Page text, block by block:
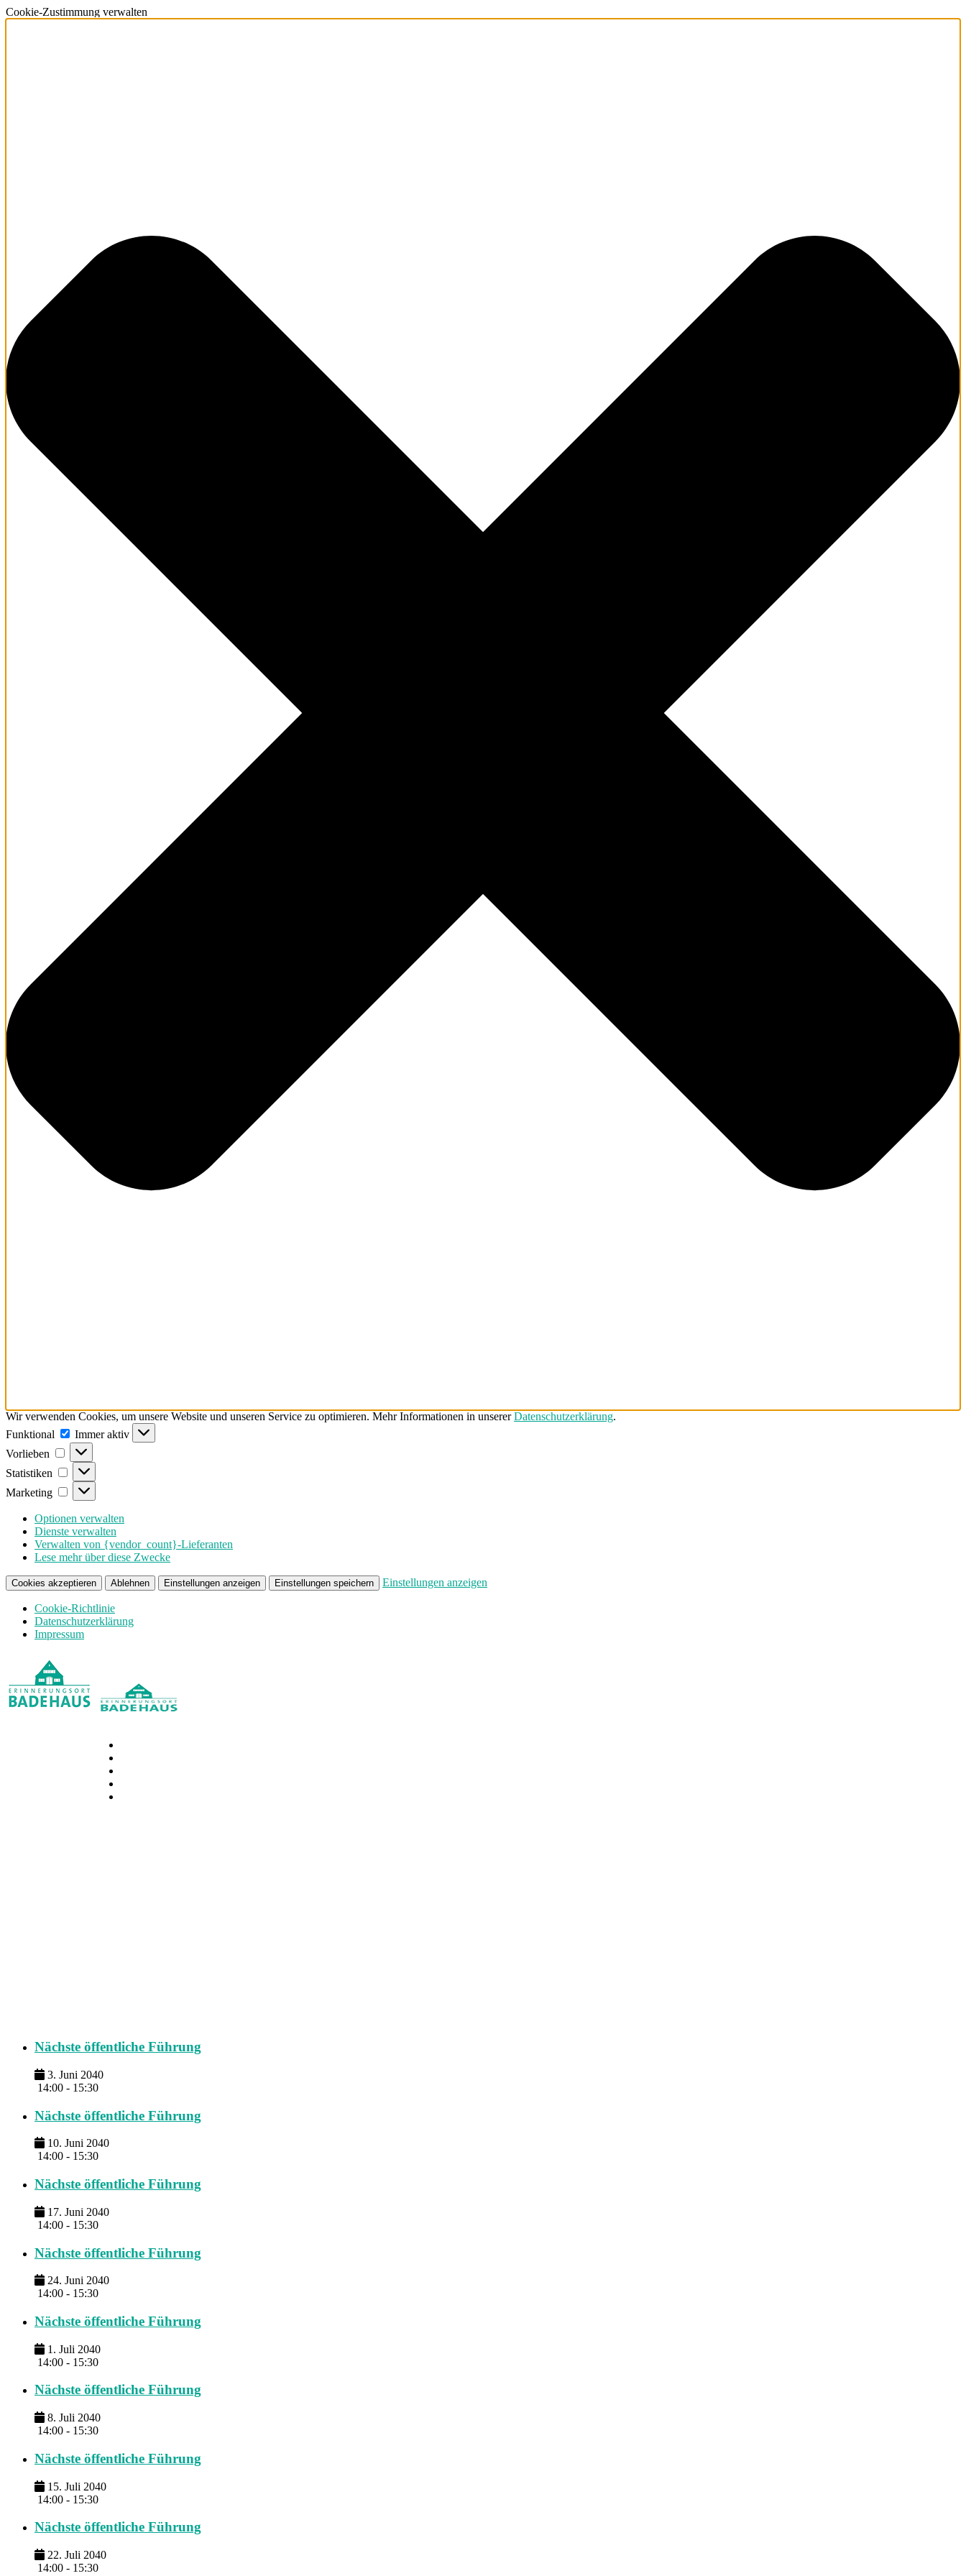
Cookie-Zustimmung verwalten
Wir verwenden Cookies, um unsere Website und unseren Service zu optimieren. Mehr Informationen in unsererDatenschutzerklärung.
Funktional
Funktional
Immer aktiv
Vorlieben
Vorlieben
Statistiken Statistiken
Marketing Marketing
Optionen verwalten
Dienste verwalten
Verwalten von {vendor_count}-Lieferanten
Lese mehr über diese Zwecke
Cookies akzeptieren Ablehnen Einstellungen anzeigen Einstellungen speichern Einstellungen anzeigen
Cookie-Richtlinie
Datenschutzerklärung
Impressum
Nächste öffentliche Führung
3. Juni 2040
14:00 - 15:30
Nächste öffentliche Führung
10. Juni 2040
14:00 - 15:30
Nächste öffentliche Führung
17. Juni 2040
14:00 - 15:30
Nächste öffentliche Führung
24. Juni 2040
14:00 - 15:30
Nächste öffentliche Führung
1. Juli 2040
14:00 - 15:30
Nächste öffentliche Führung
8. Juli 2040
14:00 - 15:30
Nächste öffentliche Führung
15. Juli 2040
14:00 - 15:30
Nächste öffentliche Führung
22. Juli 2040
14:00 - 15:30